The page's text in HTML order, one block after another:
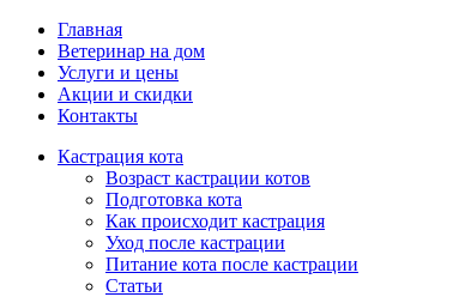
Главная
Ветеринар на дом
Услуги и цены
Акции и скидки
Контакты
Кастрация кота
Возраст кастрации котов
Подготовка кота
Как происходит кастрация
Уход после кастрации
Питание кота после кастрации
Статьи